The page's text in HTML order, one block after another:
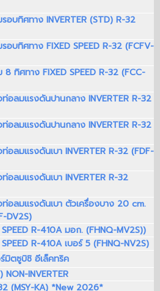
รอบทิศทาง INVERTER (STD) R-32
รอบทิศทาง FIXED SPEED R-32 (FCFV-
8 ทิศทาง FIXED SPEED R-32 (FCC-
อลมแรงดันปานกลาง INVERTER R-32
อลมแรงดันปานกลาง INVERTER R-32
อลมแรงดันเบา INVERTER R-32 (FDF-
อลมแรงดันเบา INVERTER R-32
ท่อลมแรงดันเบา ตัวเครื่องบาง 20 cm.
DV2S)
SPEED R-410A มอก. (FHNQ-MV2S))
R-410A เบอร์ 5 (FHNQ-NV2S)
ร์มิตซูบิชิ อีเล็คทริค
NON-INVERTER
(MSY-KA) *New 2026*